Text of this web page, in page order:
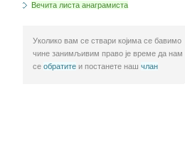
Вечита листа анаграмиста
Уколико вам се ствари којима се бавимо
чине занимљивим право је време да нам
се обратите и постанете наш члан